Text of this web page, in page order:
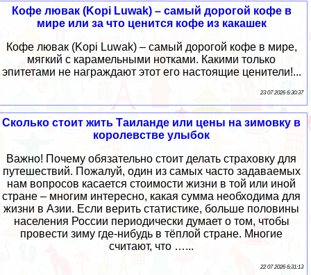
Кофе лювак (Kopi Luwak) – самый дорогой кофе в
мире или за что ценится кофе из какашек
Кофе лювак (Kopi Luwak) – самый дорогой кофе в мире,
мягкий с карамельными нотками. Какими только
эпитетами не награждают этот его настоящие ценители!...
23 07 2026 6:30:37
Сколько стоит жить Таиланде или цены на зимовку в
королевстве улыбок
Важно! Почему обязательно стоит делать страховку для
путешествий. Пожалуй, один из самых часто задаваемых
нам вопросов касается стоимости жизни в той или иной
стране – многим интересно, какая сумма необходима для
жизни в Азии. Если верить статистике, больше половины
населения России периодически думает о том, чтобы
провести зиму где-нибудь в тёплой стране. Многие
считают, что …...
22 07 2026 6:31:13